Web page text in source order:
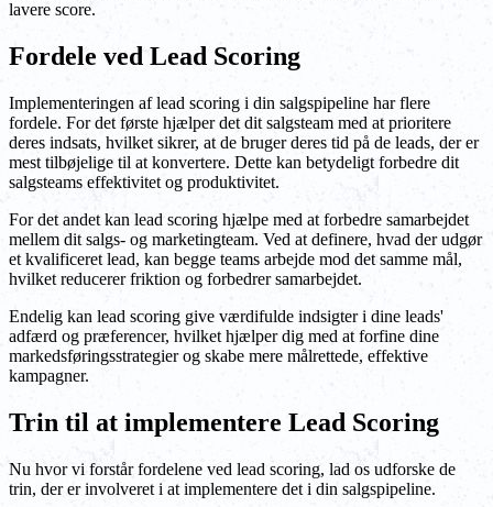
lavere score.
Fordele ved Lead Scoring
Implementeringen af lead scoring i din salgspipeline har flere
fordele. For det første hjælper det dit salgsteam med at prioritere
deres indsats, hvilket sikrer, at de bruger deres tid på de leads, der er
mest tilbøjelige til at konvertere. Dette kan betydeligt forbedre dit
salgsteams effektivitet og produktivitet.
For det andet kan lead scoring hjælpe med at forbedre samarbejdet
mellem dit salgs- og marketingteam. Ved at definere, hvad der udgør
et kvalificeret lead, kan begge teams arbejde mod det samme mål,
hvilket reducerer friktion og forbedrer samarbejdet.
Endelig kan lead scoring give værdifulde indsigter i dine leads'
adfærd og præferencer, hvilket hjælper dig med at forfine dine
markedsføringsstrategier og skabe mere målrettede, effektive
kampagner.
Trin til at implementere Lead Scoring
Nu hvor vi forstår fordelene ved lead scoring, lad os udforske de
trin, der er involveret i at implementere det i din salgspipeline.